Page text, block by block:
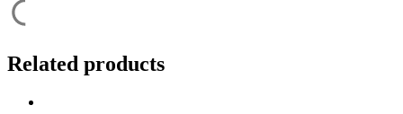
Related products